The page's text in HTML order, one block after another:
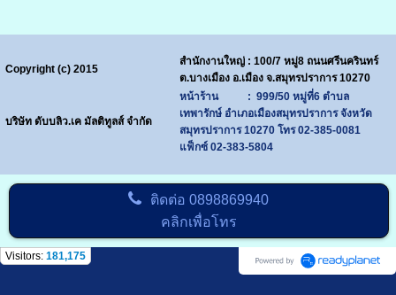
Copyright (c) 2015
สำนักงานใหญ่ : 100/7 หมู่8 ถนนศรีนครินทร์
ต.บางเมือง อ.เมือง จ.สมุทรปราการ 10270
บริษัท ดับบลิว.เค มัลติทูลส์ จำกัด
หน้าร้าน : 999/50 หมู่ที่6 ตำบล
เทพารักษ์ อำเภอเมืองสมุทรปราการ จังหวัด
สมุทรปราการ 10270 โทร02-385-0081
แฟ็กซ์ 02-383-5804
ติดต่อ0898869940
คลิกเพื่อโทร
Visitors: 181,175